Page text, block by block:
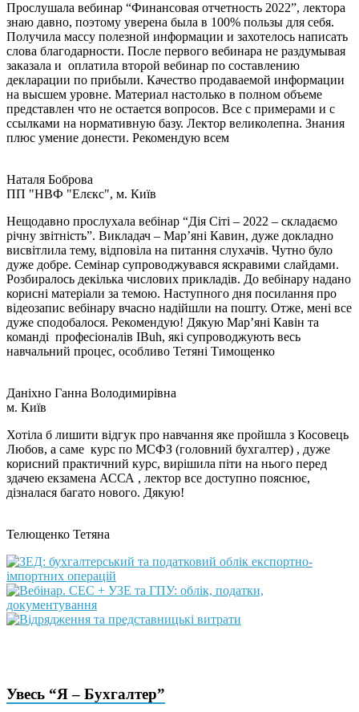
Прослушала вебинар “Финансовая отчетность 2022”, лектора
знаю давно, поэтому уверена была в 100% пользы для себя.
Получила массу полезной информации и захотелось написать
слова благодарности. После первого вебинара не раздумывая
заказала и оплатила второй вебинар по составлению
декларации по прибыли. Качество продаваемой информации
на высшем уровне. Материал настолько в полном объеме
представлен что не остается вопросов. Все с примерами и с
ссылками на нормативную базу. Лектор великолепна. Знания
плюс умение донести. Рекомендую всем
Наталя Боброва
ПП "НВФ "Елєкс", м. Київ
Нещодавно прослухала вебінар “Дія Сіті – 2022 – складаємо
річну звітність”. Викладач – Мар’яні Кавин, дуже докладно
висвітлила тему, відповіла на питання слухачів. Чутно було
дуже добре. Семінар супроводжувався яскравими слайдами.
Розбиралось декілька числових прикладів. До вебінару надано
корисні матеріали за темою. Наступного дня посилання про
відеозапис вебінару вчасно надійшли на пошту. Отже, мені все
дуже сподобалося. Рекомендую! Дякую Мар’яні Кавін та
команді професіоналів IBuh, які супроводжують весь
навчальний процес, особливо Тетяні Тимощенко
Даніхно Ганна Володимирівна
м. Київ
Хотіла б лишити відгук про навчання яке пройшла з Косовець
Любов, а саме курс по МСФЗ (головний бухгалтер) , дуже
корисний практичний курс, вирішила піти на нього перед
здачею екзамена АССА , лектор все доступно пояснює,
дізналася багато нового. Дякую!
Телющенко Тетяна
Увесь “Я – Бухгалтер”